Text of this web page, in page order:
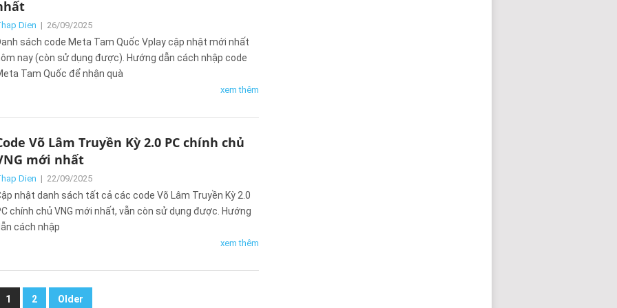
Dien | 26/09/2025
sách code Meta Tam Quốc Vplay cập nhật mới nhất
nay (còn sử dụng được). Hướng dẫn cách nhập code
Tam Quốc để nhận quà
xem thêm
Võ Lâm Truyền Kỳ 2.0 PC chính chủ
mới nhất
Dien | 22/09/2025
nhật danh sách tất cả các code Võ Lâm Truyền Kỳ 2.0
chính chủ VNG mới nhất, vẫn còn sử dụng được. Hướng
cách nhập
xem thêm
1 2 Older